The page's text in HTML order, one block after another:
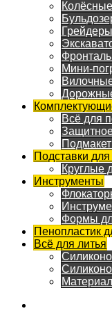
Грейдеры
Мини-
Всё для
Подставки
Круглые
Инструменты
Формы
Пенопластик
Всё для литья